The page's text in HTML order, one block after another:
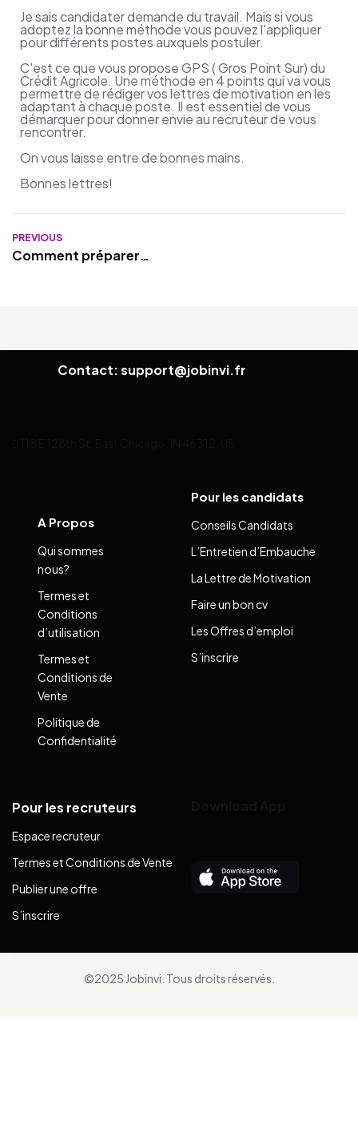
Je sais candidater demande du travail. Mais si vous
adoptez la bonne méthode vous pouvez l'appliquer
pour différents postes auxquels postuler.
C'est ce que vous propose GPS ( Gros Point Sur) du
Crédit Agricole. Une méthode en 4 points qui va vous
permettre de rédiger vos lettres de motivation en les
adaptant à chaque poste. Il est essentiel de vous
démarquer pour donner envie au recruteur de vous
rencontrer.
On vous laisse entre de bonnes mains.
Bonnes lettres!
PREVIOUS
Comment préparer
Contact: support@jobinvi.fr
A Propos
Qui sommes
nous?
Termes et
Conditions
d’utilisation
Termes et
Conditions de
Vente
Politique de
Confidentialité
Pour les candidats
Conseils Candidats
L’Entretien d’Embauche
La Lettre de Motivation
Faire un bon cv
Les Offres d’emploi
S’inscrire
Pour les recruteurs
Espace recruteur
Termes et Conditions de Vente
Publier une offre
S’inscrire
©2025 Jobinvi. Tous droits réservés.